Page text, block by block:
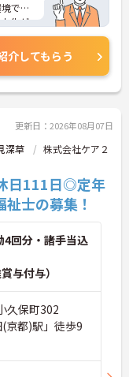
で
化が
さら
さ
介してもらう
更新日：2026年08月07日
深草
株式会社ケア２
日111日◎定年
士の募集！
4回分・諸手当込
与付与）
久保町302
京都)駅」徒歩9